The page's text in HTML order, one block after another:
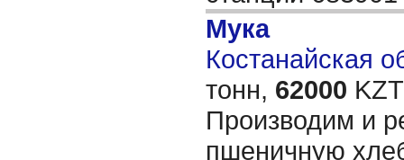
Мука
Костанайская
тонн, 62000
Производим и
пшеничную